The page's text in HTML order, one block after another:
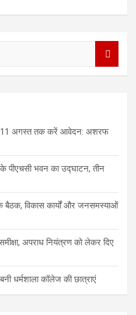
11 अगस्त तक करें आवेदन: अशरफ
के पीएचसी भवन का उद्घाटन, तीन
बैठक, विकास कार्यों और जनसमस्याओं
अपराध नियंत्रण को लेकर दिए
धर्मशाला कॉलेज की छात्राएं